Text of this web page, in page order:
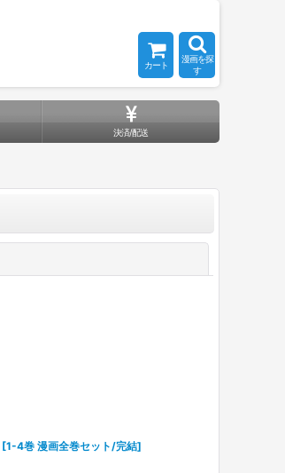
カート
漫画を探
す
決済/配送
[1-4巻 漫画全巻セット/完結]